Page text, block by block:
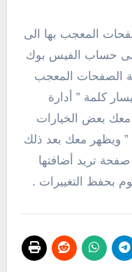
المعجب بها الى
حساب الفيس بوك
الصفحات المعجب
كلمة ” أدارة
معك بعض الخيارات
” ويظهر معك بعد ذلك
تريد أضافتها
بحفظ التغييرات .